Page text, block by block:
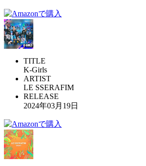
TITLE
K-Girls
ARTIST
LE SSERAFIM
RELEASE
2024年03月19日